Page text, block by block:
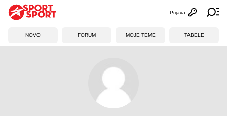
Otvori
Prijava
NOVO FORUM MOJE TEME TABELE